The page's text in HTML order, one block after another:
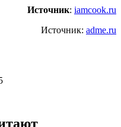
Источник: iamcook.ru
Источник: adme.ru